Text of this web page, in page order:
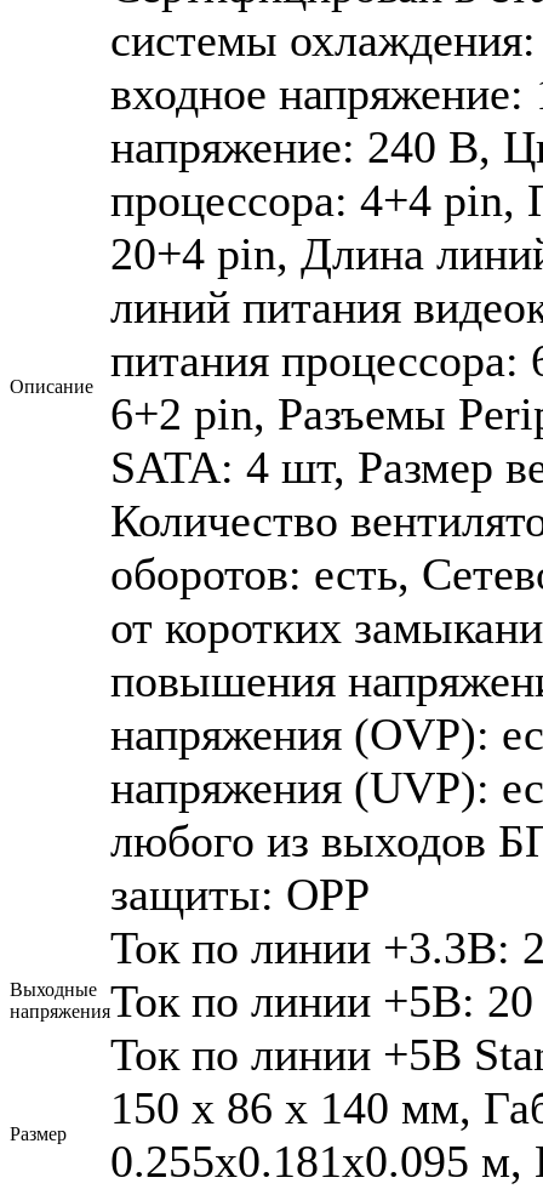
Описание
системы
входное
напряжение: 240 В,
процессора: 4+4 pin,
20+4 pin, Длина
линий питания
питания
6+2 pin, Разъемы
SATA: 4 шт, Размер
Количество
оборотов: есть,
от коротких
повышения
напряжения (OVP):
напряжения (UVP):
любого из выходов
защиты: OPP
Выходные
напряжения
Ток по линии +3.3В:
Ток по линии +5В:
Ток по линии +5В
Размер
150 х 86 х 140 мм,
0.255x0.181x0.095 м,